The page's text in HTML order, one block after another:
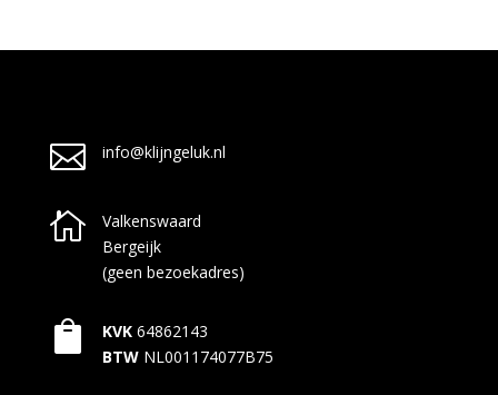
 info@klijngeluk.nl

Valkenswaard
Bergeijk
(geen bezoekadres)
 KVK 64862143
BTW NL001174077B75